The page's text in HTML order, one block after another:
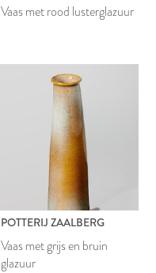
Vaas met rood lusterglazuur
POTTERIJ ZAALBERG
Vaas met grijs en bruin
glazuur